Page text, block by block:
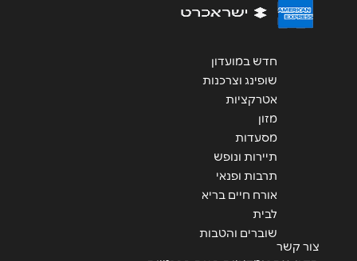
חדש במועדון
שופינג וצרכנות
אטרקציות
מזון
מסעדות
תיירות ונופש
תרבות ופנאי
אורח חיים בריא
לבית
שוברים והטבות
צור קשר